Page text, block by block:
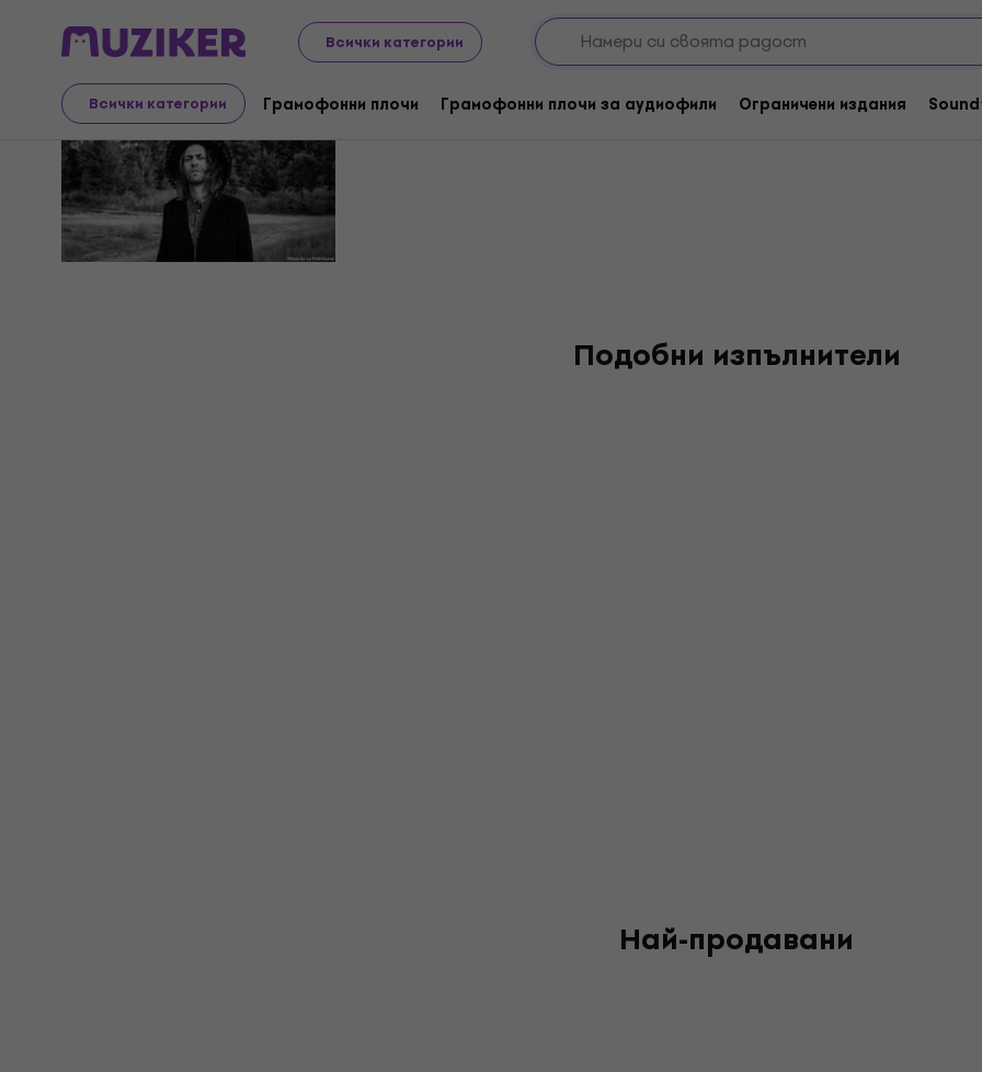
Всички категории
Всички категории Грамофонни плочи Грамофонни плочи за аудиофили Ограничени издания
Antoine Corriveau
Подобни изпълнители
Най-продавани